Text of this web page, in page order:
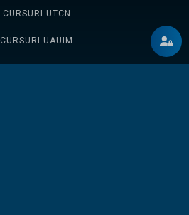
CURSURI UTCN
CURSURI UAUIM